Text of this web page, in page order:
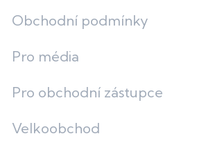
Obchodní podmínky
Pro média
Pro obchodní zástupce
Velkoobchod